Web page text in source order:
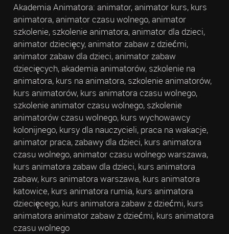
Akademia Animatora: animator, animator kurs, kurs
animatora, animator czasu wolnego, animator
szkolenie, szkolenie animatora, animator dla dzieci,
animator dziecięcy, animator zabaw z dziećmi,
animator zabaw dla dzieci, animator zabaw
dziecięcych, akademia animatorów, szkolenie na
animatora, kurs na animatora, szkolenie animatorów,
kurs animatorów, kurs animatora czasu wolnego,
szkolenie animator czasu wolnego, szkolenie
animatorów czasu wolnego, kurs wychowawcy
kolonijnego, kursy dla nauczycieli, praca na wakacje,
animator praca, zabawy dla dzieci, kurs animatora
czasu wolnego, animator czasu wolnego warszawa,
kurs animatora zabaw dla dzieci, kurs animatora
zabaw, kurs animatora warszawa, kurs animatora
katowice, kurs animatora rumia, kurs animatora
dziecięcego, kurs animatora zabaw z dziećmi, kurs
animatora animator zabaw z dziećmi, kurs animatora
czasu wolnego